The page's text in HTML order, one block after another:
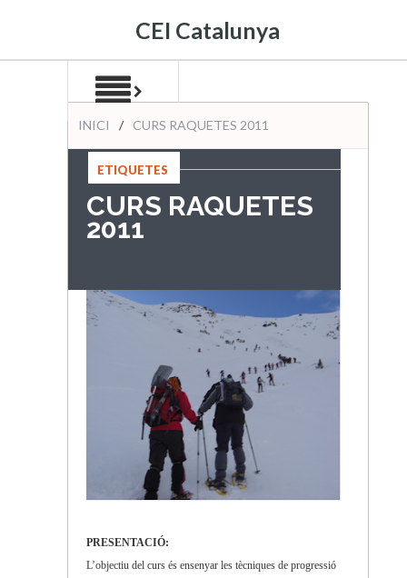
CEI Catalunya
INICI / CURS RAQUETES 2011
ETIQUETES
:
CURS RAQUETES
2011
PRESENTACIÓ:
L’objectiu del curs és ensenyar les tècniques de progressió